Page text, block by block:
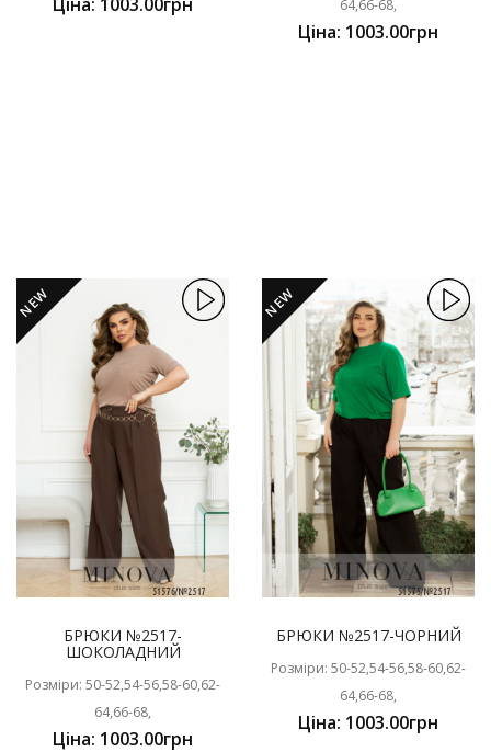
64,66-68,
Ціна: 1003.00грн
NEW
БРЮКИ №2517-
ШОКОЛАДНИЙ
Розміри: 50-52,54-56,58-60,62-
64,66-68,
Ціна: 1003.00грн
NEW
БРЮКИ №2517-ЧОРНИЙ
Розміри: 50-52,54-56,58-60,62-
64,66-68,
Ціна: 1003.00грн